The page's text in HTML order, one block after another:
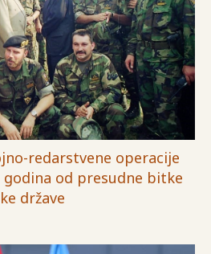
redarstvene operacije
godina od presudne bitke
države